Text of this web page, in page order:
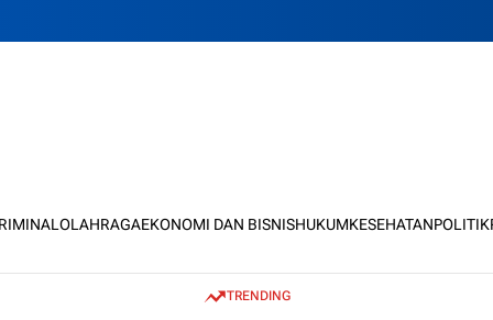
OLAHRAGAEKONOMI DAN BISNISHUKUMKESEHATANPOLITIK
TRENDING